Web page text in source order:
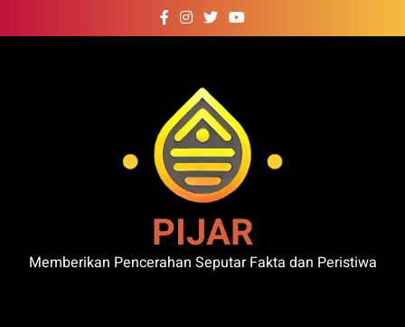
to
PIJAR
Memberikan Pencerahan Seputar Fakta dan Peristiwa